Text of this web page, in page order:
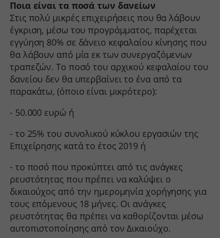
Ποια είναι τα ποσά των δανείων
Στις πολύ μικρές επιχειρήσεις που θα λάβουν
έγκριση, μέσω του προγράμματος, παρέχεται
εγγύηση 80% σε δάνειο κεφαλαίου κίνησης που
θα λάβουν από μία εκ των συνεργαζόμενων
τραπεζών. Το ποσό του αρχικού κεφαλαίου του
δανείου δεν θα υπερβαίνει το ένα από τα
παρακάτω, (όποιο είναι μικρότερο):
- 50.000 ευρώ ή
- το 25% του συνολικού κύκλου εργασιών της
Επιχείρησης κατά το έτος 2019 ή
- το ποσό που προκύπτει από τις ανάγκες
ρευστότητας που πρέπει να καλύψει ο
δικαιούχος από την ημερομηνία χορήγησης για
τους επόμενους 18 μήνες. Οι ανάγκες
ρευστότητας θα πρέπει να καθορίζονται μέσω
αυτοπιστοποίησης από τον Δικαιούχο.
services.kraniotis.gr
www.services.kraniotis.gr
sbjs_first
sbjs_first_add
sbjs_migrations
sbjs_session
sbjs_udata
region1.google-analytics.com
static.cloudflareinsights.com
www.google-analytics.com
connect.facebook.net
στα κοινωνικά δίκτυα κ.λπ.
Εμφάνιση λεπτομερειών
fonts.googleapis.com
fonts.gstatic.com
www.facebook.com
www.google.com
Άλλες υπηρεσίες
Αυτή η κατηγορία περιλαμβάνει όλα τα cookies, τομείς και
υπηρεσίες που δεν εμπίπτουν σε άλλες καθορισμένες κατηγορίες ή
δεν έχουν κατηγοριοποιηθεί σαφώς.
Εμφάνιση λεπτομερειών
*_current_step
borlabs-cookie
filemanager
yith_wrvp_products_list
apps.elfsight.com
embed.aidaform.com
firebase.aidaform.com
kraniotis-gr.themebook.cloud